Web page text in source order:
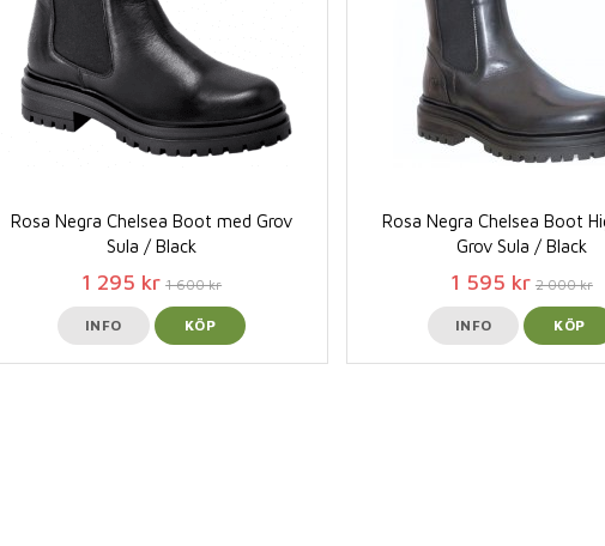
Rosa Negra Chelsea Boot med Grov
Sula / Black
1 295 kr 1 600 kr
INFO KÖP
Rosa Negra Chelsea Boot
Grov Sula / Black
1 595 kr 2 000 kr
INFO KÖP